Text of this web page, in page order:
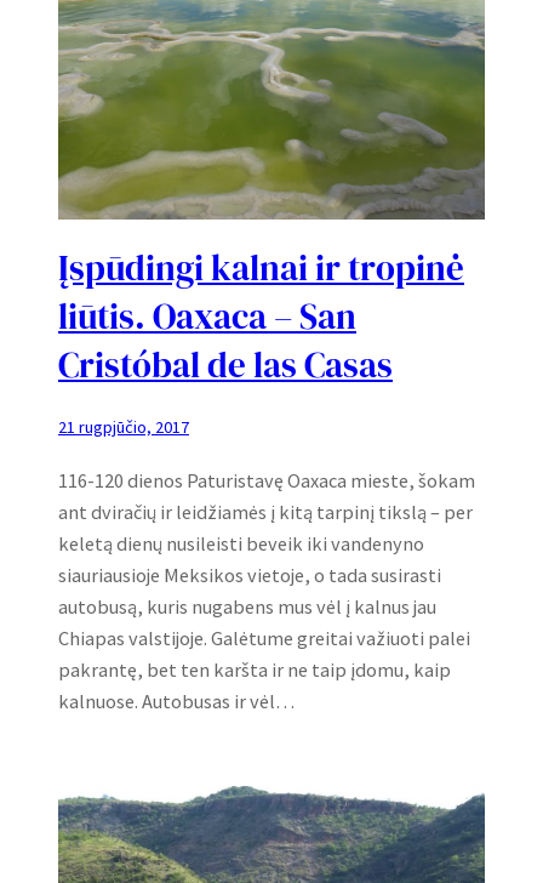
Įspūdingi kalnai ir tropinė
liūtis. Oaxaca – San
Cristóbal de las Casas
21 rugpjūčio, 2017
116-120 dienos Paturistavę Oaxaca mieste, šokam
ant dviračių ir leidžiamės į kitą tarpinį tikslą – per
keletą dienų nusileisti beveik iki vandenyno
siauriausioje Meksikos vietoje, o tada susirasti
autobusą, kuris nugabens mus vėl į kalnus jau
Chiapas valstijoje. Galėtume greitai važiuoti palei
pakrantę, bet ten karšta ir ne taip įdomu, kaip
kalnuose. Autobusas ir vėl…